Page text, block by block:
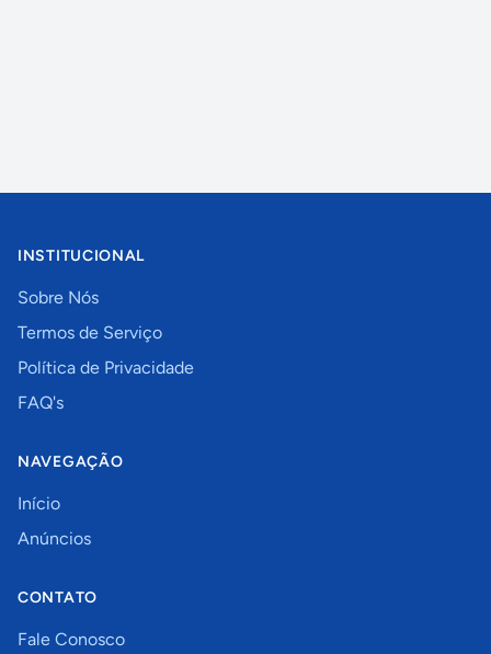
INSTITUCIONAL
Sobre Nós
Termos de Serviço
Política de Privacidade
FAQ's
NAVEGAÇÃO
Início
Anúncios
CONTATO
Fale Conosco